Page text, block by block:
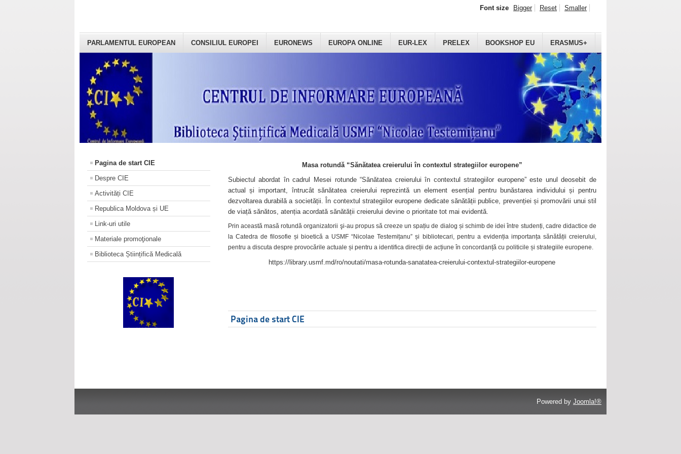
PARLAMENTUL EUROPEAN CONSILIUL EUROPEI EURONEWS EUROPA ONLINE EUR-LEX PRELEX BOOKSHOP EU ERASMUS+
Font size Bigger Reset Smaller
Pagina de start CIE
Despre CIE
Activități CIE
Republica Moldova și UE
Link-uri utile
Materiale promoţionale
Biblioteca Științifică Medicală
Masa rotundă “Sănătatea creierului în contextul strategiilor europene”
Subiectul abordat în cadrul Mesei rotunde “Sănătatea creierului în contextul strategiilor europene” este unul deosebit de
actual și important, întrucât sănătatea creierului reprezintă un element esențial pentru bunăstarea individului și pentru
dezvoltarea durabilă a societății. În contextul strategiilor europene dedicate sănătății publice, prevenției și promovării unui stil
de viață sănătos, atenția acordată sănătății creierului devine o prioritate tot mai evidentă.
Prin această masă rotundă organizatorii şi-au propus să creeze un spațiu de dialog și schimb de idei între studenți, cadre didactice de
la Catedra de filosofie și bioetică a USMF “Nicolae Testemițanu” și bibliotecari, pentru a evidenția importanța sănătății creierului,
pentru a discuta despre provocările actuale și pentru a identifica direcții de acțiune în concordanță cu politicile și strategiile europene.
https://library.usmf.md/ro/noutati/masa-rotunda-sanatatea-creierului-contextul-strategiilor-europene
Pagina de start CIE
Powered by Joomla!®